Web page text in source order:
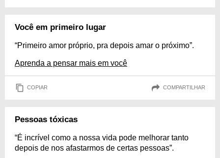
Você em primeiro lugar
“Primeiro amor próprio, pra depois amar o próximo”.
Aprenda a pensar mais em você
COPIAR COMPARTILHAR
Pessoas tóxicas
“É incrível como a nossa vida pode melhorar tanto
depois de nos afastarmos de certas pessoas”.